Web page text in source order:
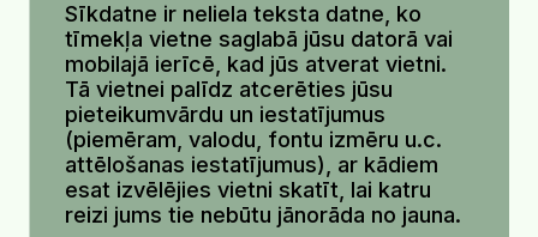
Sīkdatne ir neliela teksta datne, ko
tīmekļa vietne saglabā jūsu datorā vai
mobilajā ierīcē, kad jūs atverat vietni.
Tā vietnei palīdz atcerēties jūsu
pieteikumvārdu un iestatījumus
(piemēram, valodu, fontu izmēru u.c.
attēlošanas iestatījumus), ar kādiem
esat izvēlējies vietni skatīt, lai katru
reizi jums tie nebūtu jānorāda no jauna.